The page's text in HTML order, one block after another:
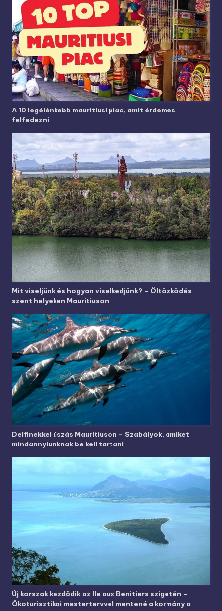
A 10 legélénkebb mauritiusi piac, amit érdemes
felfedezni
Mit viseljünk és hogyan viselkedjünk? – Öltözködés
szent helyeken Mauritiuson
Delfinekkel úszás Mauritiuson – Szabályok, amiket
mindannyiunknak be kell tartani
Új korszak kezdődik az Ile aux Benitiers szigetén –
Ökoturisztikai mestertervvel mentené a kormány a